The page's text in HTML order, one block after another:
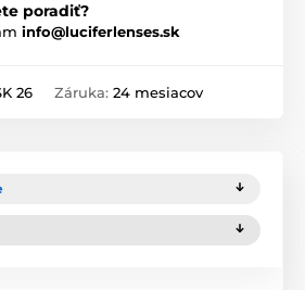
poradiť?
info@luciferlenses.sk
26 Záruka: 24 mesiacov